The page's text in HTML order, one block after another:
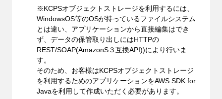
※KCPSオブジェクトストレージを利用するには、
WindowsOS等のOSが持っているファイルシステム
とは違い、アプリケーションから直接編集はでき
ず、データの保管取り出しにはHTTPの
REST/SOAP(AmazonS３互換API))により行いま
す。
そのため、お客様はKCPSオブジェクトストレージ
を利用するためのアプリケーションをAWS SDK for
Javaを利用して作成いただく必要があります。